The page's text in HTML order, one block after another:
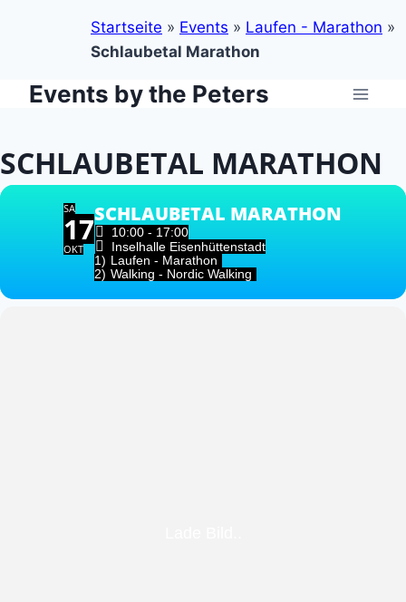
Startseite » Events » Laufen - Marathon »
Schlaubetal Marathon
ZumEvents by the Peters
SCHLAUBETAL MARATHON
SA
17
OKT
SCHLAUBETAL MARATHON
10:00 - 17:00
Inselhalle Eisenhüttenstadt
1) Laufen - Marathon
2) Walking - Nordic Walking